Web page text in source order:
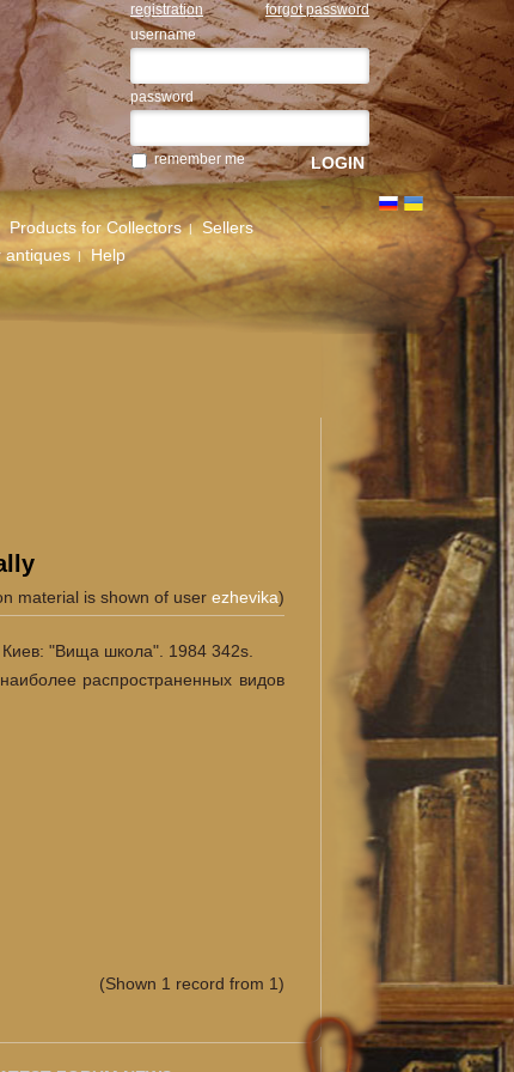
registration
forgot password
username
password
remember me
Products for Collectors
Sellers
antiques Help
material is shown of user ezhevika)
Киев: "Вища школа". 1984 342s.
распространенных видов
(Shown 1 record from 1)